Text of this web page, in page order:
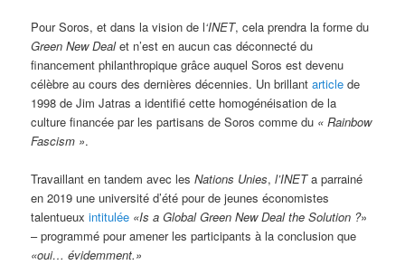
Pour Soros, et dans la vision de l‘INET, cela prendra la forme du
Green New Dealet n’est en aucun cas déconnecté du
financement philanthropique grâce auquel Soros est devenu
célèbre au cours des dernières décennies. Un brillantarticle de
1998 de Jim Jatras a identifié cette homogénéisation de la
culture financée par les partisans de Soros comme du « Rainbow
Fascism ».
Travaillant en tandem avec lesNations Unies,l’INETa parrainé
en 2019 une université d’été pour de jeunes économistes
talentueuxintitulée «Is a Global Green New Deal the Solution ?»
– programmé pour amener les participants à la conclusion que
«oui… évidemment.»